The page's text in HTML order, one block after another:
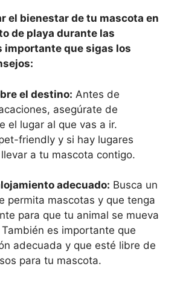
el bienestar de tu mascota en
de playa durante las
importante que sigas los
el destino: Antes de
asegúrate de
el lugar al que vas a ir.
friendly y si hay lugares
a tu mascota contigo.
adecuado: Busca un
permita mascotas y que tenga
para que tu animal se mueva
es importante que
adecuada y que esté libre de
para tu mascota.